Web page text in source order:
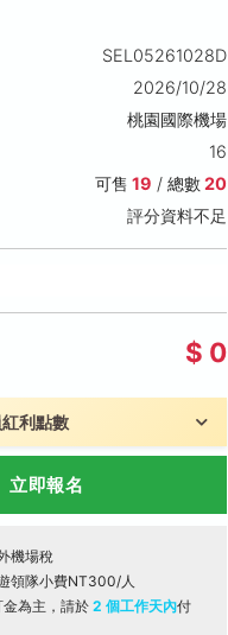
SEL05261028D
2026/10/28
桃園國際機場
16
可售 19 / 總數20
評分資料不足
$ 0
利點數
立即報名
機場稅
領隊小費NT300/人
為主，請於 2 個工作天內付